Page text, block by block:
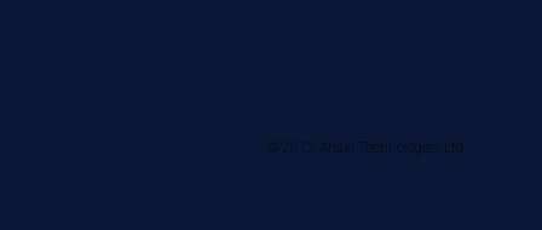
© 2012 Anaxi Technologies Ltd